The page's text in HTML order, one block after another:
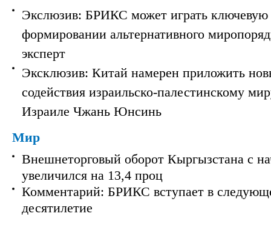
Экслюзив: БРИКС может играть ключевую
формировании альтернативного
эксперт
Эксклюзив: Китай намерен приложить
содействия израильско-палестинскому
Израиле Чжань Юнсинь
Мир
Внешнеторговый оборот Кыргызстана с
увеличился на 13,4 проц
Комментарий: БРИКС вступает в
десятилетие